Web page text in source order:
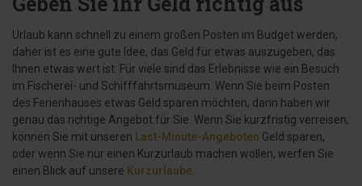
Urlaub kann schnell zu einem großen Posten im Budget werden,
daher ist es eine gute Idee, das Geld für etwas auszugeben, das
Ihnen etwas wert ist. Für viele sind das Erlebnisse wie ein Besuch
im Fischerei- und Schifffahrtsmuseum. Wenn Sie beim Posten
des Ferienhauses etwas Geld sparen möchten, dann haben wir
genau das richtige Angebot für Sie. Wenn Sie kurzfristig verreisen,
können Sie mit unseren Last-Minute-Angeboten Geld sparen,
oder wenn Sie nur einen Kurzurlaub machen wollen, werfen Sie
einen Blick auf unsere Kurzurlaube.